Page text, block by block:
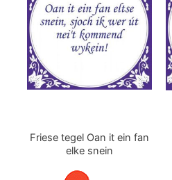
Friese tegel Oan it ein fan
elke snein